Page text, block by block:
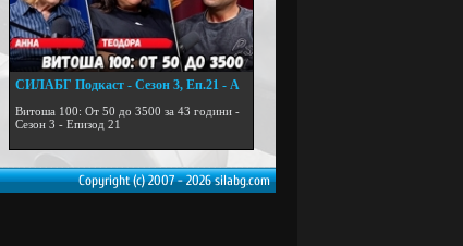
СИЛАБГ Подкаст - Сезон 3, Еп.21 - А
Витоша 100: От 50 до 3500 за 43 години -
Сезон 3 - Епизод 21
Copyright (c) 2007 - 2026 silabg.com